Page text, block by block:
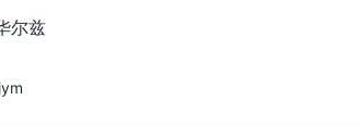
尔兹